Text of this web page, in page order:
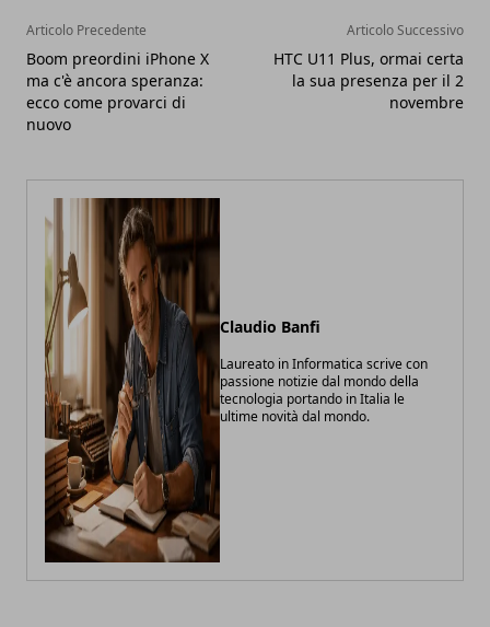
Articolo Precedente
Boom preordini iPhone X
ma c'è ancora speranza:
ecco come provarci di
nuovo
Articolo Successivo
HTC U11 Plus, ormai certa
la sua presenza per il 2
novembre
Claudio Banfi
Laureato in Informatica scrive con
passione notizie dal mondo della
tecnologia portando in Italia le
ultime novità dal mondo.